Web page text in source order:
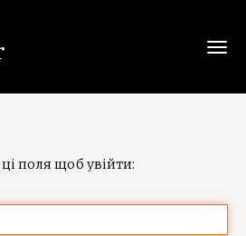
ці поля щоб увійти: